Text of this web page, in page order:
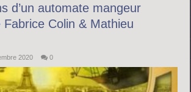
d’un automate mangeur
Fabrice Colin & Mathieu
2020 0